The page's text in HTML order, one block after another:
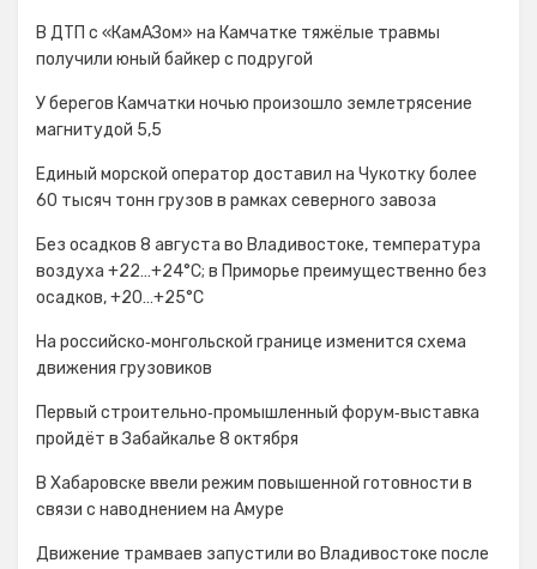
В ДТП с «КамАЗом» на Камчатке тяжёлые травмы
получили юный байкер с подругой
У берегов Камчатки ночью произошло землетрясение
магнитудой 5,5
Единый морской оператор доставил на Чукотку более
60 тысяч тонн грузов в рамках северного завоза
Без осадков 8 августа во Владивостоке, температура
воздуха +22…+24°С; в Приморье преимущественно без
осадков, +20…+25°C
На российско‑монгольской границе изменится схема
движения грузовиков
Первый строительно‑промышленный форум‑выставка
пройдёт в Забайкалье 8 октября
В Хабаровске ввели режим повышенной готовности в
связи с наводнением на Амуре
Движение трамваев запустили во Владивостоке после